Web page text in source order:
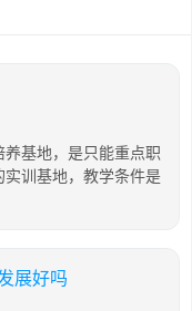
基地，是只能重点职
训基地，教学条件是
展好吗